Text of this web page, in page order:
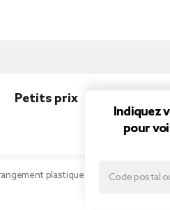
Indiquez
pour
Petits prix
plastique transparent